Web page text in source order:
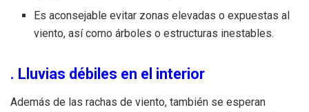
Es aconsejable evitar zonas elevadas o expuestas al
viento, así como árboles o estructuras inestables.
. Lluvias débiles en el interior
Además de las rachas de viento, también se esperan